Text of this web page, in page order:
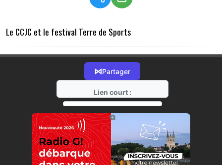
Le CCJC et le festival Terre de Sports
⋈Partager
Lien court :
https://radio-g.fr?21464
⧉